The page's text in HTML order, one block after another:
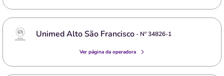
Unimed Alto São Francisco- Nº34826-1
Ver página da operadora